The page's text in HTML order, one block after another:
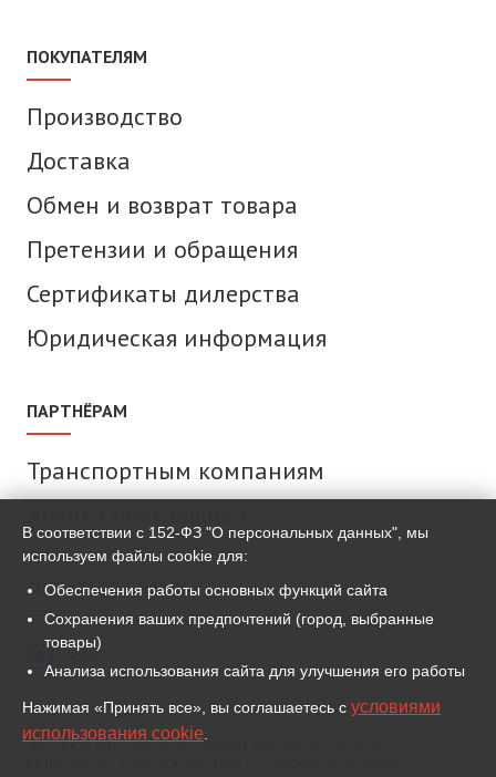
ПОКУПАТЕЛЯМ
Производство
Доставка
Обмен и возврат товара
Претензии и обращения
Сертификаты дилерства
Юридическая информация
ПАРТНЁРАМ
Транспортным компаниям
СВЯЗАТЬСЯ С НАМИ
MAX
ВКонтакте
Для связи используем мессенджер MAX и иные сервисы,
В соответствии с 152-ФЗ "О персональных данных", мы
используем файлы cookie для:
Обеспечения работы основных функций сайта
Сохранения ваших предпочтений (город, выбранные
товары)
Анализа использования сайта для улучшения его работы
Нажимая «Принять все», вы соглашаетесь с условиями
использования cookie